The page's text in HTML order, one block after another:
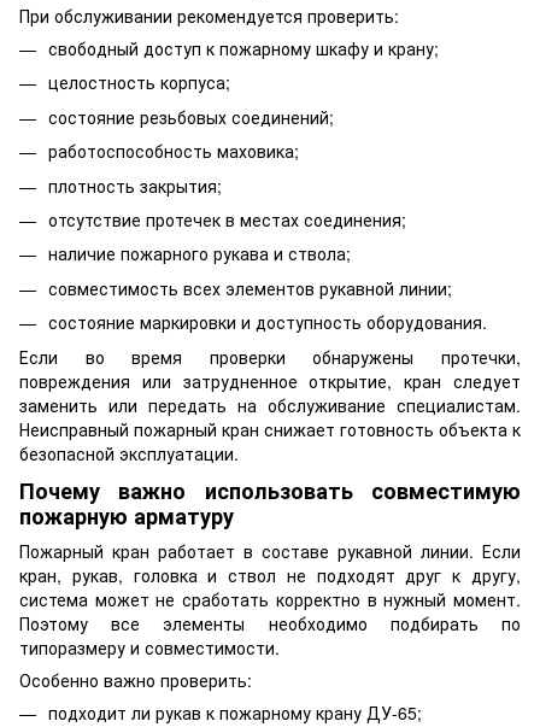
При обслуживании рекомендуется проверить:
свободный доступ к пожарному шкафу и крану;
целостность корпуса;
состояние резьбовых соединений;
работоспособность маховика;
плотность закрытия;
отсутствие протечек в местах соединения;
наличие пожарного рукава и ствола;
совместимость всех элементов рукавной линии;
состояние маркировки и доступность оборудования.
Если во время проверки обнаружены протечки,
повреждения или затрудненное открытие, кран следует
заменить или передать на обслуживание специалистам.
Неисправный пожарный кран снижает готовность объекта к
безопасной эксплуатации.
Почему важно использовать совместимую
пожарную арматуру
Пожарный кран работает в составе рукавной линии. Если
кран, рукав, головка и ствол не подходят друг к другу,
система может не сработать корректно в нужный момент.
Поэтому все элементы необходимо подбирать по
типоразмеру и совместимости.
Особенно важно проверить:
подходит ли рукав к пожарному крану ДУ-65;